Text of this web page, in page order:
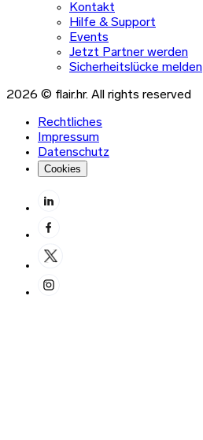
Kontakt
Hilfe & Support
Events
Jetzt Partner werden
Sicherheitslücke melden
2026 © flair.hr. All rights reserved
Rechtliches
Impressum
Datenschutz
Cookies